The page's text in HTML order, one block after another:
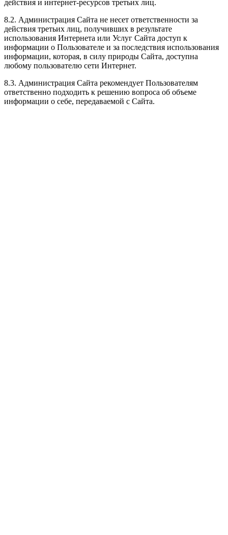
действия и интернет-ресурсов третьих лиц.
8.2. Администрация Сайта не несет ответственности за
действия третьих лиц, получивших в результате
использования Интернета или Услуг Сайта доступ к
информации о Пользователе и за последствия использования
информации, которая, в силу природы Сайта, доступна
любому пользователю сети Интернет.
8.3. Администрация Сайта рекомендует Пользователям
ответственно подходить к решению вопроса об объеме
информации о себе, передаваемой с Сайта.